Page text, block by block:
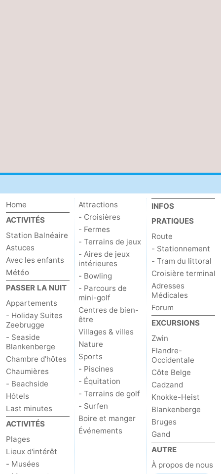
Home
ACTIVITÉS
Station Balnéaire
Astuces
Avec les enfants
Météo
PASSER LA NUIT
Appartements
- Holiday Suites
Zeebrugge
- Seaside
Blankenberge
Chambre d'hôtes
Chaumières
- Beachside
Hôtels
Last minutes
ACTIVITÉS
Plages
Lieux d'intérêt
- Musées
Attractions
- Croisières
- Fermes
- Terrains de jeux
- Aires de jeux
intérieures
- Bowling
- Parcours de
mini-golf
Centres de bien-
être
Villages & villes
Nature
Sports
- Piscines
- Équitation
- Terrains de golf
- Surfen
Boire et manger
Événements
INFOS
PRATIQUES
Route
- Stationnement
- Tram du littoral
Croisière terminal
Adresses
Médicales
Forum
EXCURSIONS
Zwin
Flandre-
Occidentale
Côte Belge
Cadzand
Knokke-Heist
Blankenberge
Bruges
Gand
AUTRE
À propos de nous